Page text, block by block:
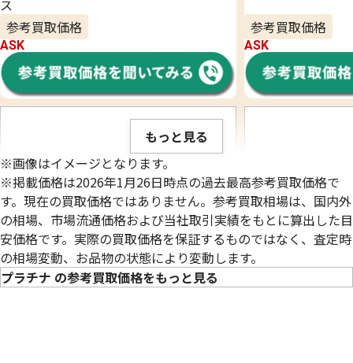
ス
参考買取価格
ASK
参考買取価格
ASK
もっと見る
※画像はイメージとなります。
※掲載価格は2026年1月26日時点の過去最高参考買取価格で
す。現在の買取価格ではありません。参考買取相場は、国内外
の相場、市場流通価格および当社取引実績をもとに算出した目
安価格です。実際の買取価格を保証するものではなく、査定時
の相場変動、お品物の状態により変動します。
プラチナ の参考買取価格をもっと見る